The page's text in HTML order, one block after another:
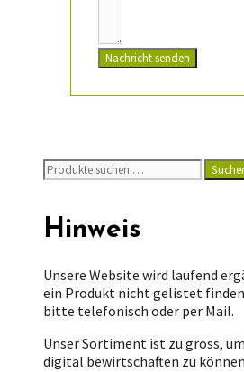
Nachricht senden
Suchen
nach:
Hinweis
Unsere Website wird laufend
ein Produkt nicht gelistet
bitte telefonisch oder per Mail.
Unser Sortiment ist zu gross,
digital bewirtschaften zu